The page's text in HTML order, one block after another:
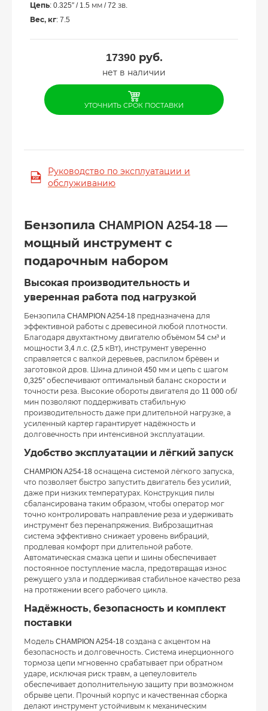
Цепь: 0.325″ / 1.5 мм / 72 зв.
Вес, кг: 7.5
17390руб.
нет в наличии
УТОЧНИТЬ СРОК ПОСТАВКИ
Руководство по эксплуатации и
обслуживанию
Бензопила CHAMPION A254-18 —
мощный инструмент с
подарочным набором
Высокая производительность и
уверенная работа под нагрузкой
Бензопила CHAMPION A254-18 предназначена для
эффективной работы с древесиной любой плотности.
Благодаря двухтактному двигателю объёмом 54 см³ и
мощности 3,4 л.с. (2,5 кВт), инструмент уверенно
справляется с валкой деревьев, распилом брёвен и
заготовкой дров. Шина длиной 450 мм и цепь с шагом
0,325″ обеспечивают оптимальный баланс скорости и
точности реза. Высокие обороты двигателя до 11 000 об/
мин позволяют поддерживать стабильную
производительность даже при длительной нагрузке, а
усиленный картер гарантирует надёжность и
долговечность при интенсивной эксплуатации.
Удобство эксплуатации и лёгкий запуск
CHAMPION A254-18 оснащена системой лёгкого запуска,
что позволяет быстро запустить двигатель без усилий,
даже при низких температурах. Конструкция пилы
сбалансирована таким образом, чтобы оператор мог
точно контролировать направление реза и удерживать
инструмент без перенапряжения. Виброзащитная
система эффективно снижает уровень вибраций,
продлевая комфорт при длительной работе.
Автоматическая смазка цепи и шины обеспечивает
постоянное поступление масла, предотвращая износ
режущего узла и поддерживая стабильное качество реза
на протяжении всего рабочего цикла.
Надёжность, безопасность и комплект
поставки
Модель CHAMPION A254-18 создана с акцентом на
безопасность и долговечность. Система инерционного
тормоза цепи мгновенно срабатывает при обратном
ударе, исключая риск травм, а цепеуловитель
обеспечивает дополнительную защиту при возможном
обрыве цепи. Прочный корпус и качественная сборка
делают инструмент устойчивым к механическим